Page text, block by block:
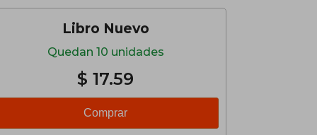
Libro Nuevo
Quedan 10 unidades
$ 17.59
Comprar